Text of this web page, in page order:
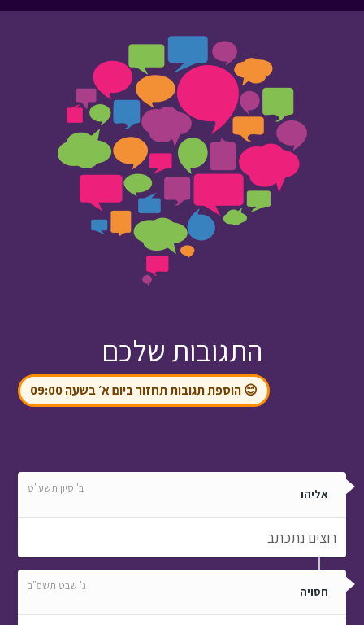
התגובות שלכם
😊 הוספת תגובות תחזור ביום א׳ בשעה 09:00
אליהו ב' סיון תשע"ט
רוצים נתכתב
חסויה ג' שבט תשפ"ב